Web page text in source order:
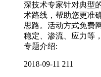
深技术专家针对典型
术路线，帮助您更准
思路。活动方式免费
稳定、渗流、应力等
专题介绍:
2018-09-11 211